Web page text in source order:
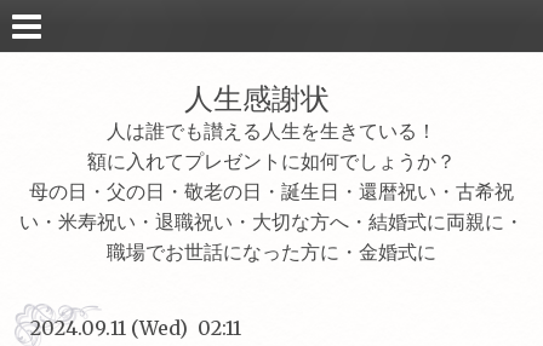
人生感謝状
人は誰でも讃える人生を生きている！
額に入れてプレゼントに如何でしょうか？
母の日・父の日・敬老の日・誕生日・還暦祝い・古希祝
い・米寿祝い・退職祝い・大切な方へ・結婚式に両親に・
職場でお世話になった方に・金婚式に
2024.09.11 (Wed) 02:11